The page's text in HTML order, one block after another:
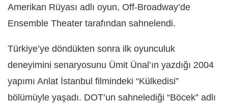
Amerikan Rüyası adlı oyun, Off-Broadway’de
Ensemble Theater tarafından sahnelendi.
Türkiye’ye döndükten sonra ilk oyunculuk
deneyimini senaryosunu Ümit Ünal’ın yazdığı 2004
yapımı Anlat İstanbul filmindeki “Külkedisi”
bölümüyle yaşadı. DOT’un sahnelediği “Böcek” adlı